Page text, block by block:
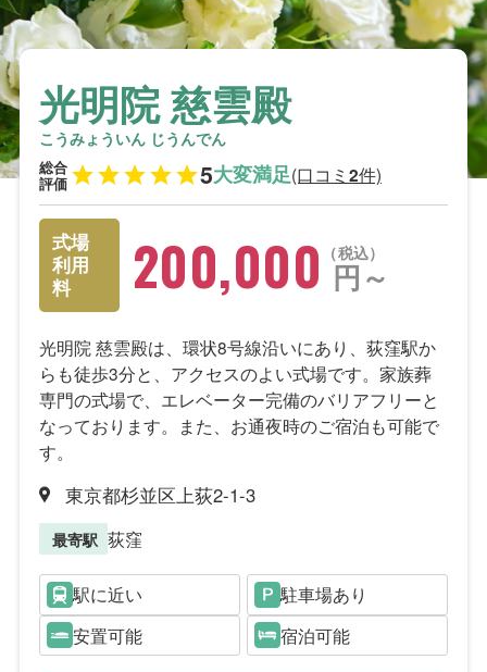
光明院 慈雲殿
こうみょういん じうんでん
総合
評価 5大変満足(口コミ 2件)
式場
利用
料
税込
200,000 円～
光明院 慈雲殿は、環状8号線沿いにあり、荻窪駅か
らも徒歩3分と、アクセスのよい式場です。家族葬
専門の式場で、エレベーター完備のバリアフリーと
なっております。また、お通夜時のご宿泊も可能で
す。
東京都杉並区上荻2-1-3
最寄駅 荻窪
駅に近い
駐車場あり
安置可能
宿泊可能